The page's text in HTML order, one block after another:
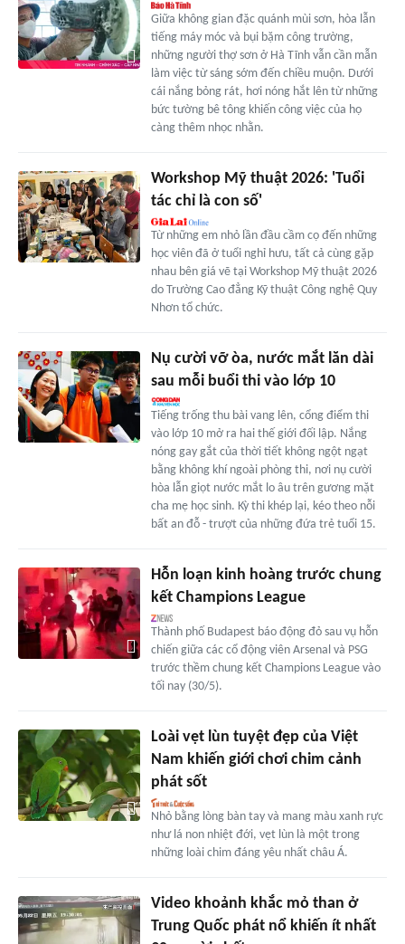
Giữa không gian đặc quánh mùi sơn, hòa lẫn
tiếng máy móc và bụi bặm công trường,
những người thợ sơn ở Hà Tĩnh vẫn cần mẫn
làm việc từ sáng sớm đến chiều muộn. Dưới
cái nắng bỏng rát, hơi nóng hắt lên từ những
bức tường bê tông khiến công việc của họ
càng thêm nhọc nhằn.
Workshop Mỹ thuật 2026: 'Tuổi
tác chỉ là con số'
Từ những em nhỏ lần đầu cầm cọ đến những
học viên đã ở tuổi nghỉ hưu, tất cả cùng gặp
nhau bên giá vẽ tại Workshop Mỹ thuật 2026
do Trường Cao đẳng Kỹ thuật Công nghệ Quy
Nhơn tổ chức.
Nụ cười vỡ òa, nước mắt lăn dài
sau mỗi buổi thi vào lớp 10
Tiếng trống thu bài vang lên, cổng điểm thi
vào lớp 10 mở ra hai thế giới đối lập. Nắng
nóng gay gắt của thời tiết không ngột ngạt
bằng không khí ngoài phòng thi, nơi nụ cười
hòa lẫn giọt nước mắt lo âu trên gương mặt
cha mẹ học sinh. Kỳ thi khép lại, kéo theo nỗi
bất an đỗ - trượt của những đứa trẻ tuổi 15.
Hỗn loạn kinh hoàng trước chung
kết Champions League
Thành phố Budapest báo động đỏ sau vụ hỗn
chiến giữa các cổ động viên Arsenal và PSG
trước thềm chung kết Champions League vào
tối nay (30/5).
Loài vẹt lùn tuyệt đẹp của Việt
Nam khiến giới chơi chim cảnh
phát sốt
Nhỏ bằng lòng bàn tay và mang màu xanh rực
như lá non nhiệt đới, vẹt lùn là một trong
những loài chim đáng yêu nhất châu Á.
Video khoảnh khắc mỏ than ở
Trung Quốc phát nổ khiến ít nhất